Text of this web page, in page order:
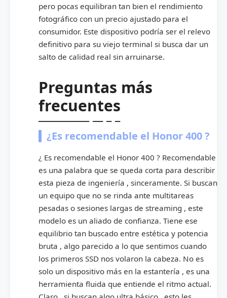
pero pocas equilibran tan bien el rendimiento
fotográfico con un precio ajustado para el
consumidor. Este dispositivo podría ser el relevo
definitivo para su viejo terminal si busca dar un
salto de calidad real sin arruinarse.
Preguntas más
frecuentes
¿Es recomendable el Honor 400 ?
¿ Es recomendable el Honor 400 ? Recomendable
es una palabra que se queda corta para describir
esta pieza de ingeniería , sinceramente. Si buscan
un equipo que no se rinda ante multitareas
pesadas o sesiones largas de streaming , este
modelo es un aliado de confianza. Tiene ese
equilibrio tan buscado entre estética y potencia
bruta , algo parecido a lo que sentimos cuando
los primeros SSD nos volaron la cabeza. No es
solo un dispositivo más en la estantería , es una
herramienta fluida que entiende el ritmo actual.